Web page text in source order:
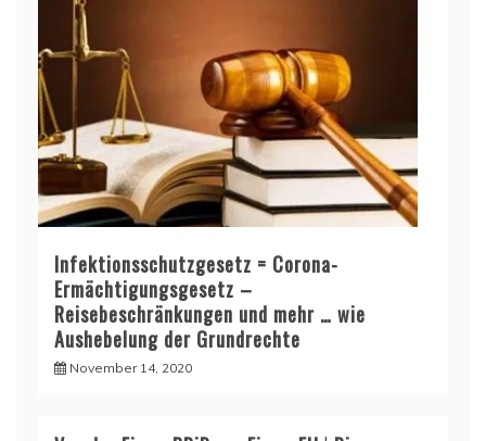
Infektionsschutzgesetz = Corona-
Ermächtigungsgesetz –
Reisebeschränkungen und mehr … wie
Aushebelung der Grundrechte
November 14, 2020